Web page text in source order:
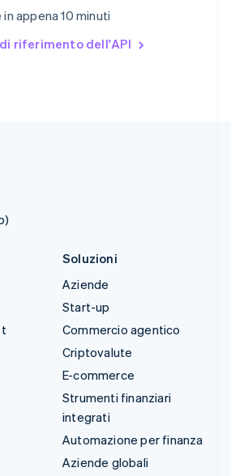
appena 10 minuti
riferimento dell'API
中文
Soluzioni
Aziende
Start-up
Commercio agentico
Criptovalute
E-commerce
Strumenti finanziari
integrati
Automazione per finanza
Aziende globali